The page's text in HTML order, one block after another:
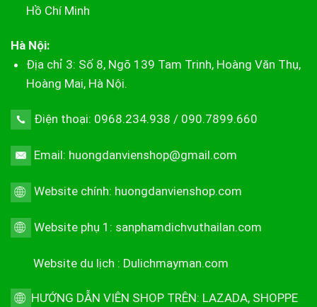
Hồ Chí Minh
Hà Nội:
Địa chỉ 3: Số 8, Ngõ 139 Tam Trinh, Hoàng Văn Thụ,
Hoàng Mai, Hà Nội.
Điện thoại: 0968.234.938 / 090.7899.660
Email: huongdanvienshop@gmail.com
Website chính: huongdanvienshop.com
Website phụ 1: sanphamdichvuthailan.com
Website du lịch : Dulichmayman.com
HƯỚNG DẪN VIÊN SHOP TRÊN: LAZADA, SHOPPE